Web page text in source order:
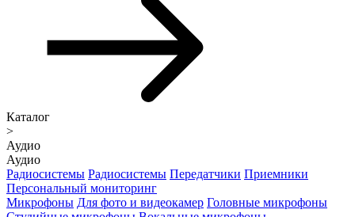
Каталог
>
Аудио
Аудио
Радиосистемы Радиосистемы Передатчики Приемники
Персональный мониторинг
Микрофоны Для фото и видеокамер Головные микрофоны